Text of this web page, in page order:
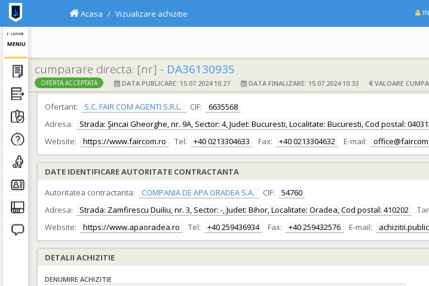
E - LICITATIE
MENIU
Acasa Vizualizare achizitie
cumparare directa: [nr] - DA36130935
OFERTA ACCEPTATA DATA PUBLICARE: 15.07.2024 10:27 DATA FINALIZARE: 15.07.2024 10:33 VALOARE
DATE IDENTIFICARE OFERTANT
Ofertant:
S.C. FAIR COM AGENTI S.R.L. CIF:
6635568
Adresa:
Strada: Şincai Gheorghe, nr. 9A, Sector: 4, Judet: Bucuresti, Localitate: Bucuresti, Cod postal:
Website:
https://www.faircom.ro Tel: +40 0213304633 Fax: +40 0213304632 E-mail:
DATE IDENTIFICARE AUTORITATE CONTRACTANTA
Autoritatea contractanta:
COMPANIA DE APA ORADEA S.A. CIF:
54760
Adresa:
Strada: Zamfirescu Duiliu, nr. 3, Sector: -, Judet: Bihor, Localitate: Oradea, Cod postal: 410202
Website:
https://www.apaoradea.ro Tel: +40 259436934 Fax: +40 259432576 E-mail:
DETALII ACHIZITIE
DENUMIRE ACHIZITIE